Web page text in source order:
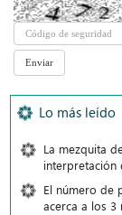
Lo más leído
La mezquita
interpretación
El número de
acerca a los 3